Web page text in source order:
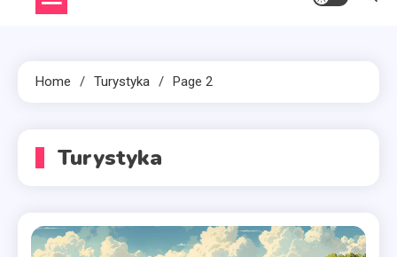
Home Turystyka Page 2
Turystyka